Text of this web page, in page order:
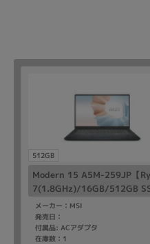
512GB
Modern 15 A5M-259JP【
7(1.8GHz)/16GB/512GB
Win11Home】
メーカー：MSI
発売日：
付属品: ACアダプタ
在庫数：1